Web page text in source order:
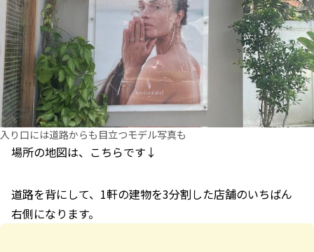
入り口には道路からも目立つモデル写真も
場所の地図は、こちらです↓
道路を背にして、1軒の建物を3分割した店舗のいちばん
右側になります。